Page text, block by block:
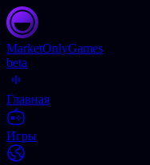
MarketOnlyGames
beta
Главная
Игры